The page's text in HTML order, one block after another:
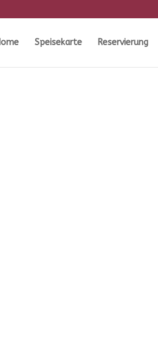
Speisekarte Reservierung